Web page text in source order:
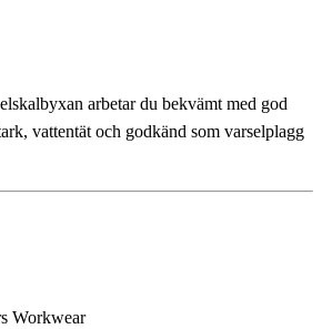
arbetar du bekvämt med god
vattentät och godkänd som varselplagg
Workwear